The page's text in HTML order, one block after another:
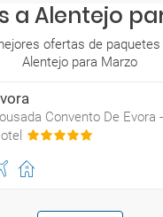
a Alentejo
ofertas de
Alentejo para Marzo
Convento De Evora